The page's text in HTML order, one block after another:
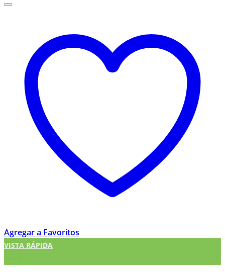
Agregar a Favoritos
+
VISTA RÁPIDA